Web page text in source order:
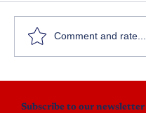
Comment and rate...
Subscribe to our newsletter